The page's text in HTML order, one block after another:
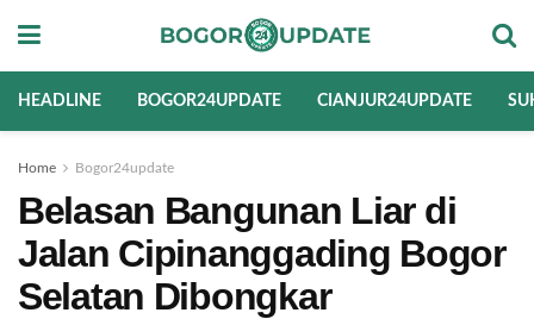
HEADLINE BOGOR24UPDATE CIANJUR24UPDATE
Home Bogor24update
Belasan Bangunan Liar di
Jalan Cipinanggading Bogor
Selatan Dibongkar